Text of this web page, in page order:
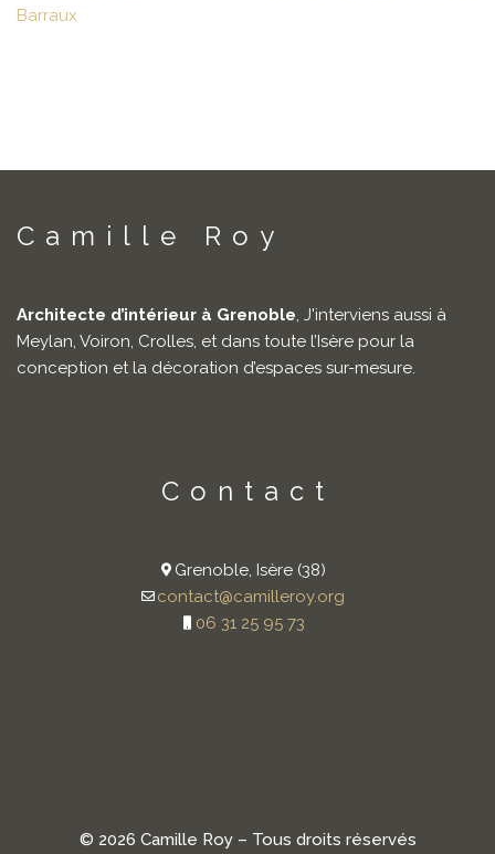
Barraux
Camille Roy
Architecte d’intérieur à Grenoble, J'interviens aussi à
Meylan, Voiron, Crolles, et dans toute l’Isère pour la
conception et la décoration d’espaces sur-mesure.
Contact
Grenoble, Isère (38)
contact@camilleroy.org
06 31 25 95 73
© 2026 Camille Roy – Tous droits réservés